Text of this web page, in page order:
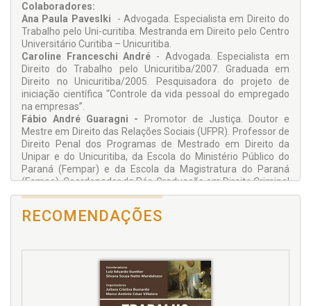
Colaboradores:
Ana Paula Paveslki - Advogada. Especialista em Direito do
Trabalho pelo Uni-curitiba. Mestranda em Direito pelo Centro
Universitário Curitiba – Unicuritiba.
Caroline Franceschi André - Advogada. Especialista em
Direito do Trabalho pelo Unicuritiba/2007. Graduada em
Direito no Unicuritiba/2005. Pesquisadora do projeto de
iniciação científica “Controle da vida pessoal do empregado
na empresas”.
Fábio André Guaragni -
Promotor de Justiça. Doutor e
Mestre em Direito das Relações Sociais (UFPR). Professor de
Direito Penal dos Programas de Mestrado em Direito da
Unipar e do Unicuritiba, da Escola do Ministério Público do
Paraná (Fempar) e da Escola da Magistratura do Paraná
(Esmae). Coordenador da Pós-Graduação em Direito Criminal
e Processo Penal do Unicuritiba.
- Advogado. Especialista em Direito
Processual e Material do Trabalho pelas Faculdades
Empresarial e Cidadania do Unicuritiba. Professor titular da
graduação da Famec, em São José dos Pinhais, Estado do
Maria Fernanda Sbrissia- Advogada. Cursanda em
RECOMENDAÇÕES